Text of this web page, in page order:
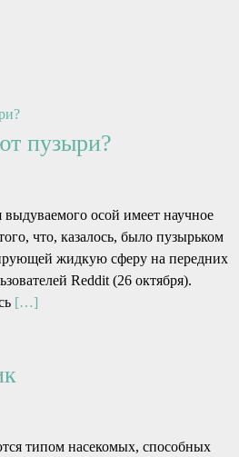
пузыри?
осой имеет научное
что, казалось, было пузырьком
жидкую сферу на передних
Reddit (26 октября).
[…]
типом насекомых, способных